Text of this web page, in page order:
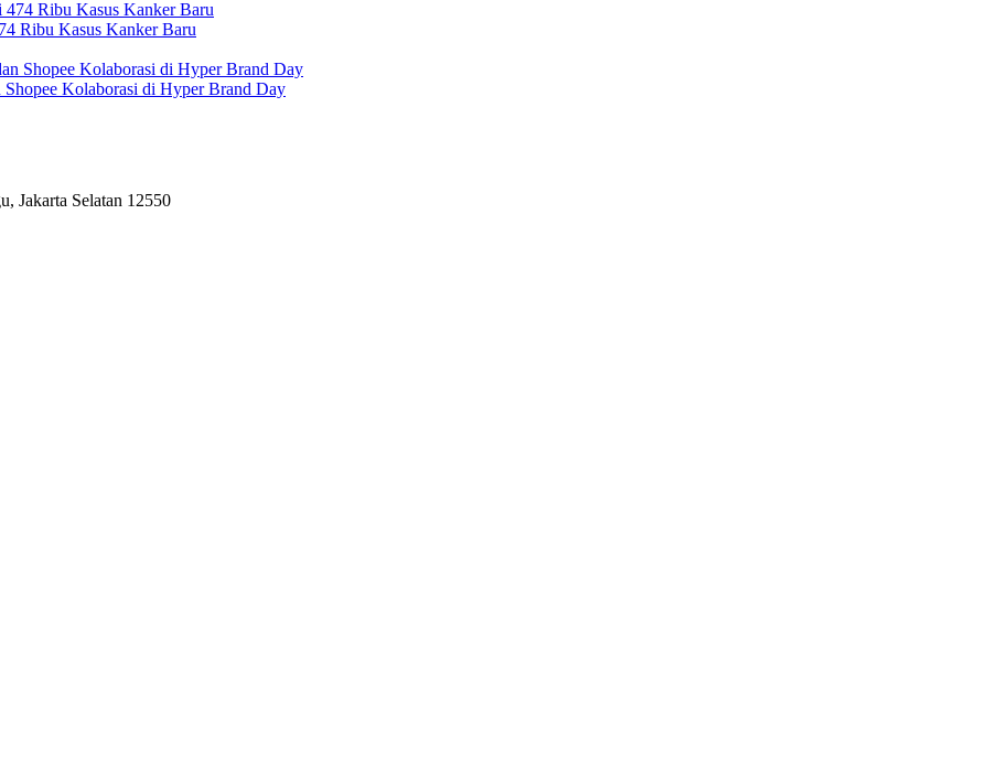
Ribu Kasus Kanker Baru
Kolaborasi di Hyper Brand Day
Jakarta Selatan 12550